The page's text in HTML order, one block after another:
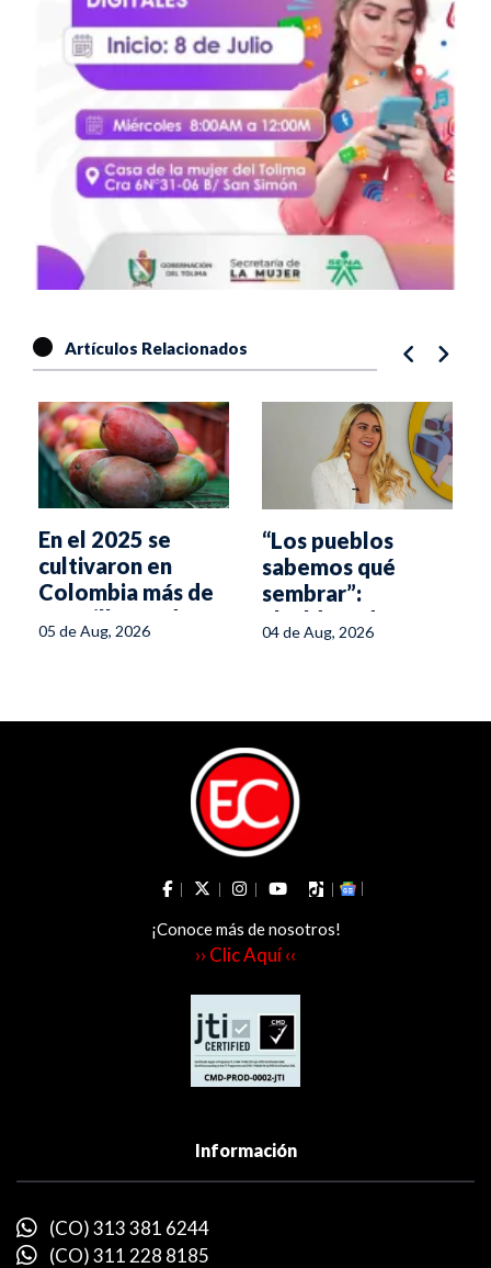
Artículos Relacionados
En el 2025 se
cultivaron en
Colombia más de
5,6 millones de
hectáreas
05 de Aug, 2026
“Los pueblos
sabemos qué
sembrar”:
alcaldesa de
Herveo sobre la
04 de Aug, 2026
¡Conoce más de nosotros!
›› Clic Aquí ‹‹
Información
(CO) 313 381 6244
(CO) 311 228 8185